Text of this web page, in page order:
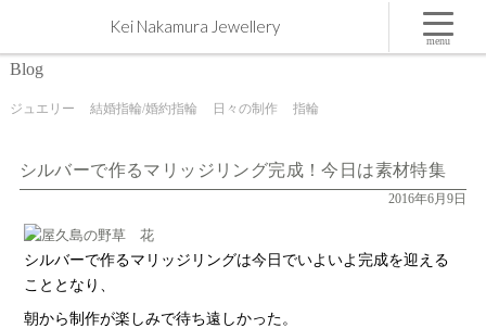
シルバーで作るマリッジリング完成！今日は素材特集 | 屋久島,ジュエリー,オーダーメイドのマリ
ッジリング（結婚・婚約指輪）制作 | Kei Nakamura Jewellery Blog
Kei Nakamura Jewellery
Blog
ジュエリー 結婚指輪/婚約指輪 日々の制作 指輪
シルバーで作るマリッジリング完成！今日は素材特集
2016年6月9日
シルバーで作るマリッジリングは今日でいよいよ完成を迎える
こととなり、
朝から制作が楽しみで待ち遠しかった。
menu